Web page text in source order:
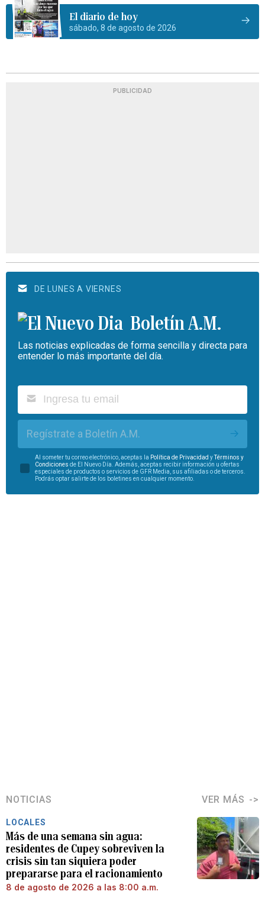
El diario de hoy
sábado, 8 de agosto de 2026
PUBLICIDAD
DE LUNES A VIERNES
Boletín A.M.
Las noticias explicadas de forma sencilla y directa para
entender lo más importante del día.
Regístrate a Boletín A.M.
Al someter tu correo electrónico, aceptas la Política de Privacidad yTérminos y
Condiciones de El Nuevo Día. Además, aceptas recibir información u ofertas
especiales de productos o servicios de GFR Media, sus afiliadas o de terceros.
Podrás optar salirte de los boletines en cualquier momento.
NOTICIAS VER MÁS
LOCALES
Más de una semana sin agua:
residentes de Cupey sobreviven la
crisis sin tan siquiera poder
prepararse para el racionamiento
8 de agosto de 2026 a las 8:00 a.m.